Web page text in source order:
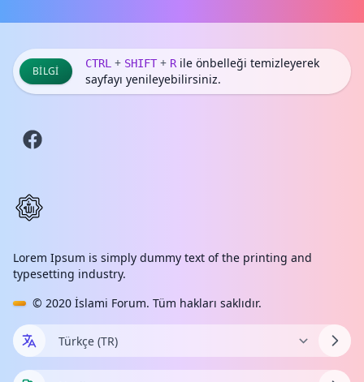
BILGI
CTRL + SHIFT + Rile önbelleği temizleyerek
sayfayı yenileyebilirsiniz.
Lorem Ipsum is simply dummy text of the printing and
typesetting industry.
© 2020 İslami Forum. Tüm hakları saklıdır.